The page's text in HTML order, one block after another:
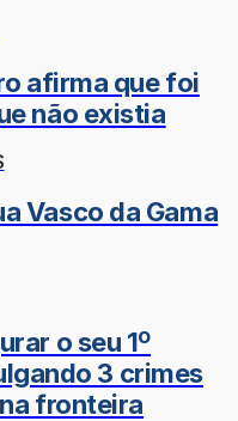
afirma que foi
não existia
Vasco da Gama
o seu 1º
3 crimes
fronteira